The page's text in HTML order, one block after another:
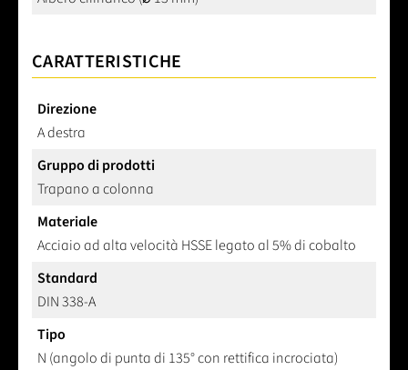
CARATTERISTICHE
Direzione
A destra
Gruppo di prodotti
Trapano a colonna
Materiale
Acciaio ad alta velocità HSSE legato al 5% di cobalto
Standard
DIN 338-A
Tipo
N (angolo di punta di 135° con rettifica incrociata)